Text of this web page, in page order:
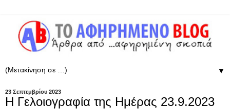
▼
23 Σεπτεμβρίου 2023
Η Γελοιογραφία της Ημέρας 23.9.2023